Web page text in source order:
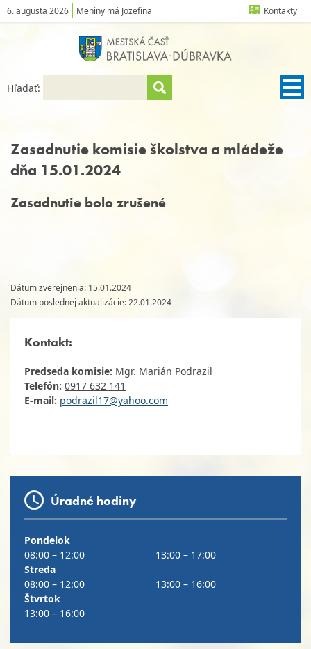
6. augusta 2026 Meniny má Jozefína Kontakty
Hľadať:
Zasadnutie komisie školstva a mládeže
dňa 15.01.2024
Zasadnutie bolo zrušené
Dátum zverejnenia: 15.01.2024
Dátum poslednej aktualizácie: 22.01.2024
Kontakt:
Predseda komisie: Mgr. Marián Podrazil
Telefón: 0917 632 141
E-mail: podrazil17@yahoo.com
Úradné hodiny
Pondelok
08:00 – 12:00
13:00 – 17:00
Streda
08:00 – 12:00
13:00 – 16:00
Štvrtok
13:00 – 16:00